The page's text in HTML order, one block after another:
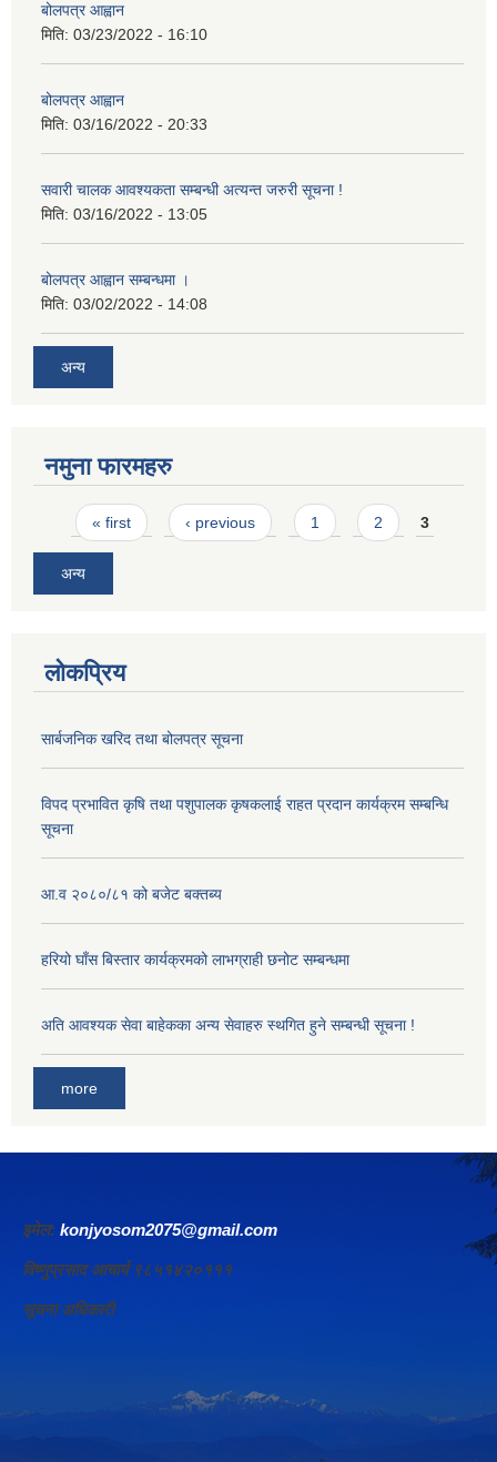
बोलपत्र आह्वान
मिति: 03/23/2022 - 16:10
बोलपत्र आह्वान
मिति: 03/16/2022 - 20:33
सवारी चालक आवश्यकता सम्बन्धी अत्यन्त जरुरी सूचना !
मिति: 03/16/2022 - 13:05
बोलपत्र आह्वान सम्बन्धमा ।
मिति: 03/02/2022 - 14:08
अन्य
नमुना फारमहरु
Pages
« first ‹ previous 1 2 3
अन्य
लोकप्रिय
सार्बजनिक खरिद तथा बोलपत्र सूचना
विपद प्रभावित कृषि तथा पशुपालक कृषकलाई राहत प्रदान कार्यक्रम सम्बन्धि
सूचना
आ.व २०८०/८१ को बजेट बक्तब्य
हरियो घाँस बिस्तार कार्यक्रमको लाभग्राही छनोट सम्बन्धमा
अति आवश्यक सेवा बाहेकका अन्य सेवाहरु स्थगित हुने सम्बन्धी सूचना !
more
इमेल: konjyosom2075@gmail.com
विष्णुप्रसाद आचार्य ९८५१४२०१११
सूचना अधिकारी